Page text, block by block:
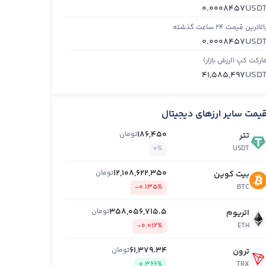
0.0008457
قیمت ۲۴ ساعت گذشته
0.0008457
مارکت کپ (ارزش بازار)
41,585,497
قیمت سایر ارزهای دیجیتال
تتر
USDT
186,450تومان
0%
بیت کوین
BTC
12,108,622,350تومان
-0.135%
اتریوم
ETH
358,056,715.5تومان
-0.012%
ترون 61,379.34تومان